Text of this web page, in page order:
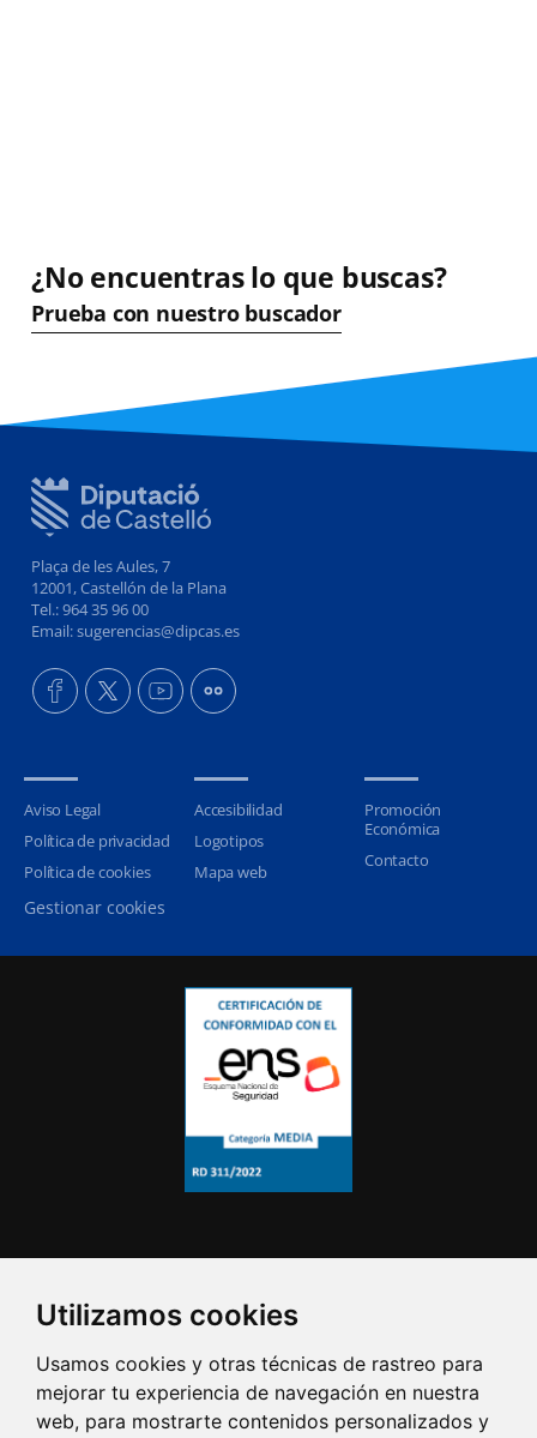
Utilizamos cookies
Usamos cookies y otras técnicas de rastreo para
mejorar tu experiencia de navegación en nuestra
web, para mostrarte contenidos personalizados y
¿No encuentras lo que buscas?
Prueba con nuestro buscador
Plaça de les Aules, 7
12001, Castellón de la Plana
Tel.: 964 35 96 00
Email: sugerencias@dipcas.es
Aviso Legal
Política de privacidad
Política de cookies
Gestionar cookies
Accesibilidad
Logotipos
Mapa web
Promoción
Económica
Contacto